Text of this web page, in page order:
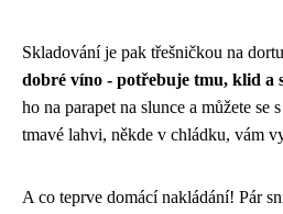
Skladování je pak třešničkou na
dobré víno - potřebuje tmu, klid a
ho na parapet na slunce a můžete
tmavé lahvi, někde v chládku, vám
A co teprve domácí nakládání! Pár